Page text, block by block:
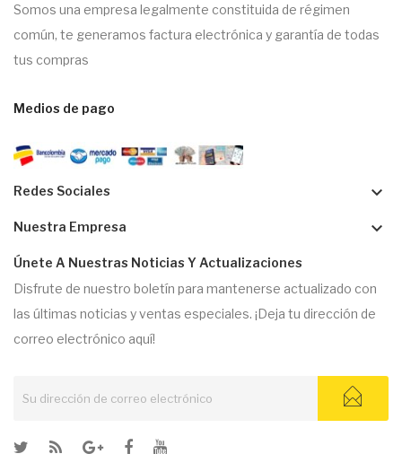
Somos una empresa legalmente constituida de régimen
común, te generamos factura electrónica y garantía de todas
tus compras
Medios de pago
Redes Sociales keyboard_arrow_down
Nuestra Empresa keyboard_arrow_down
Únete A Nuestras Noticias Y Actualizaciones
Disfrute de nuestro boletín para mantenerse actualizado con
las últimas noticias y ventas especiales. ¡Deja tu dirección de
correo electrónico aquí!